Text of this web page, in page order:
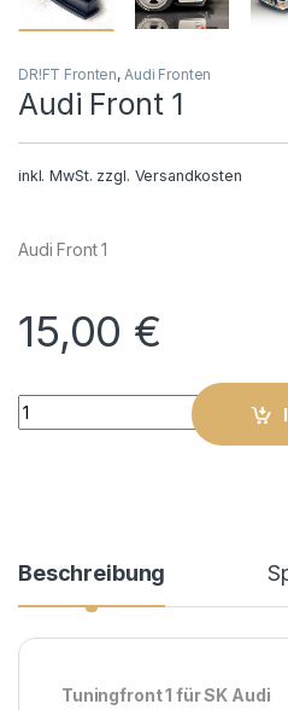
DR!FT Fronten, Audi Fronten
Audi Front 1
inkl. MwSt. zzgl. Versandkosten
Audi Front 1
15,00 €
Audi Front 1 quantity
Beschreibung
Tuningfront 1 für SK Audi